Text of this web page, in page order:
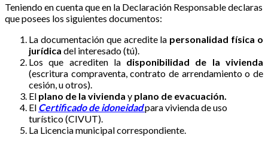
Teniendo en cuenta que en la Declaración Responsable declaras
que posees los siguientes documentos:
La documentación que acredite la personalidad física o
jurídica del interesado (tú).
Los que acrediten la disponibilidad de la vivienda
(escritura compraventa, contrato de arrendamiento o de
cesión, u otros).
El plano de la vivienda y plano de evacuación.
El Certificado de idoneidadpara vivienda de uso
turístico (CIVUT).
La Licencia municipal correspondiente.